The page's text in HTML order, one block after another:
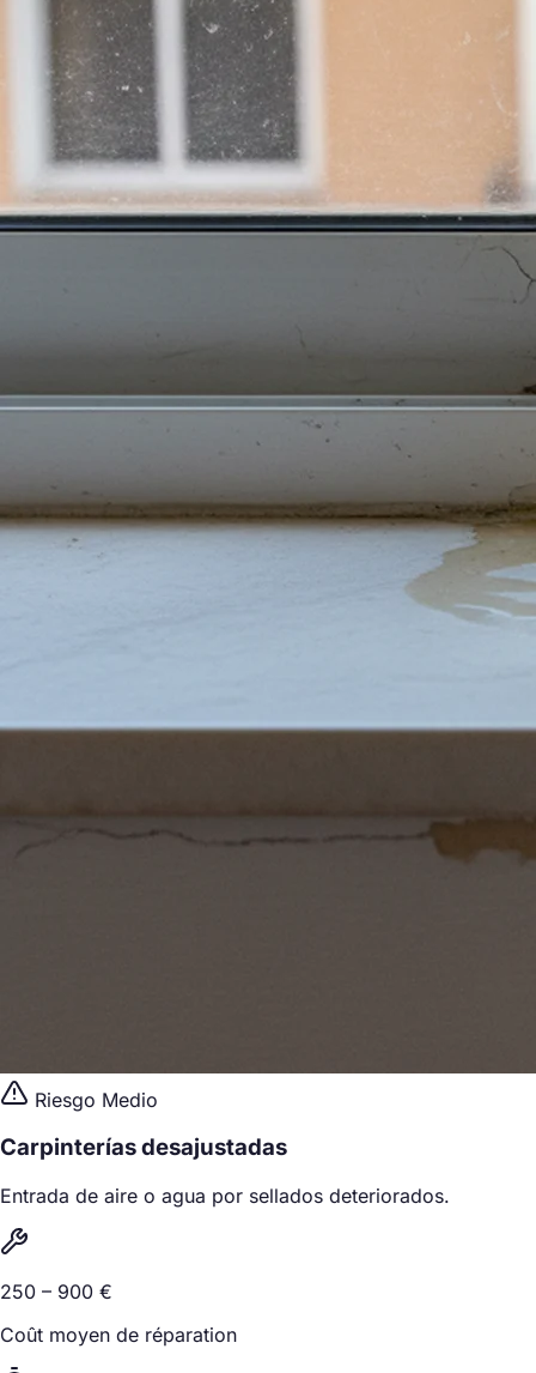
Riesgo Medio
Carpinterías desajustadas
Entrada de aire o agua por sellados deteriorados.
250 – 900 €
Coût moyen de réparation